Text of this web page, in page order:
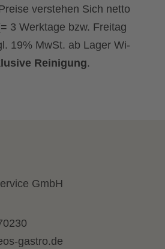
verstehen Sich netto
3 Werktage bzw. Freitag
19% MwSt. ab Lager Wi-
Reinigung.
GmbH
gastro.de